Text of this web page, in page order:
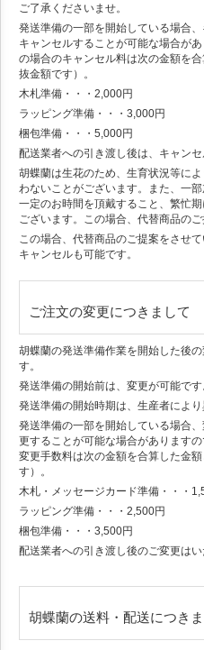
ご了承くださいませ。
発送準備の一部を開始している場合
キャンセルすることが可能な場合が
の場合のキャンセル料は次の金額を
抜金額です）。
木札準備・・・2,000円
ラッピング準備・・・3,000円
梱包準備・・・5,000円
配送業者への引き渡し後は、キャンセ
胡蝶蘭は生花のため、生育状況等に
わないことがございます。また、一
一定のお時間を頂戴すること、繁忙
ございます。この場合、代替商品の
この場合、代替商品のご提案をさせ
キャンセルも可能です。
ご注文の変更につきまして
胡蝶蘭の発送準備作業を開始した後
す。
発送準備の開始前は、変更が可能です
発送準備の開始時期は、生産者により
発送準備の一部を開始している場合
更することが可能な場合があります
変更手数料は次の金額を合算した金
す）。
木札・メッセージカード準備・・・
ラッピング準備・・・2,500円
梱包準備・・・3,500円
配送業者への引き渡し後のご変更はい
胡蝶蘭の送料・配送につき